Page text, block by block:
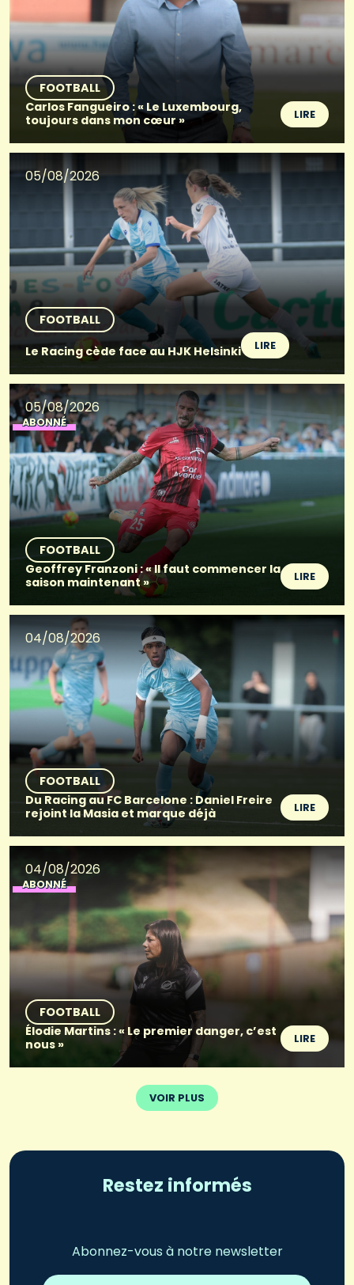
FOOTBALL
Carlos Fangueiro : « Le Luxembourg,
toujours dans mon cœur »
LIRE
05/08/2026
FOOTBALL
Le Racing cède face au HJK Helsinki
LIRE
05/08/2026
ABONNÉ
FOOTBALL
Geoffrey Franzoni : « Il faut commencer la
saison maintenant »
LIRE
04/08/2026
FOOTBALL
Du Racing au FC Barcelone : Daniel Freire
rejoint la Masia et marque déjà
LIRE
04/08/2026
ABONNÉ
FOOTBALL
Élodie Martins : « Le premier danger, c’est
nous »
LIRE
VOIR PLUS
Restez informés
Abonnez-vous à notre newsletter